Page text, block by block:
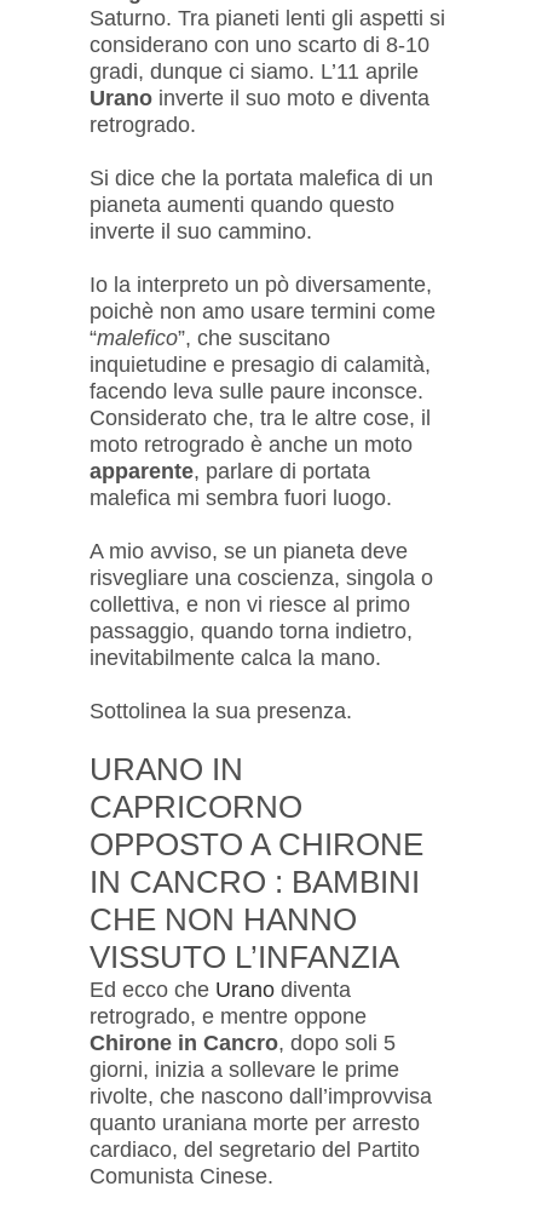
Saturno. Tra pianeti lenti gli aspetti si
considerano con uno scarto di 8-10
gradi, dunque ci siamo. L’11 aprile
Urano inverte il suo moto e diventa
retrogrado.
Si dice che la portata malefica di un
pianeta aumenti quando questo
inverte il suo cammino.
Io la interpreto un pò diversamente,
poichè non amo usare termini come
“malefico”, che suscitano
inquietudine e presagio di calamità,
facendo leva sulle paure inconsce.
Considerato che, tra le altre cose, il
moto retrogrado è anche un moto
apparente, parlare di portata
malefica mi sembra fuori luogo.
A mio avviso, se un pianeta deve
risvegliare una coscienza, singola o
collettiva, e non vi riesce al primo
passaggio, quando torna indietro,
inevitabilmente calca la mano.
Sottolinea la sua presenza.
URANO IN
CAPRICORNO
OPPOSTO A CHIRONE
IN CANCRO : BAMBINI
CHE NON HANNO
VISSUTO L’INFANZIA
Ed ecco che Urano diventa
retrogrado, e mentre oppone
Chirone in Cancro, dopo soli 5
giorni, inizia a sollevare le prime
rivolte, che nascono dall’improvvisa
quanto uraniana morte per arresto
cardiaco, del segretario del Partito
Comunista Cinese.